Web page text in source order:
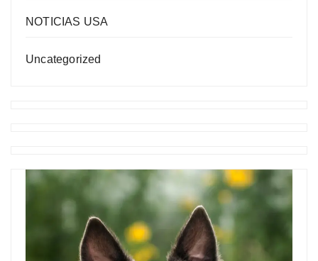
NOTICIAS USA
Uncategorized